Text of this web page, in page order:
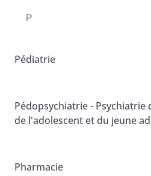
P
Pédiatrie
Pédopsychiatrie - Psychiatrie
de l'adolescent et du jeune
Pharmacie